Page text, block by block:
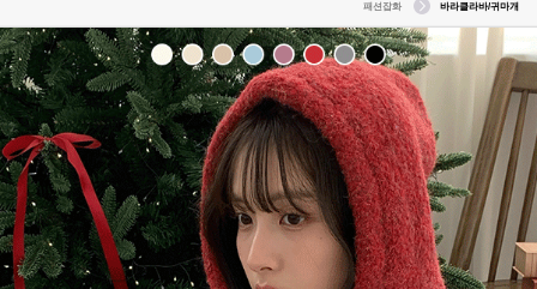
패션잡화 바라클라바/귀마개